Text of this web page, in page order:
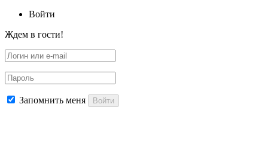
Войти
Ждем в гости!
Запомнить меня Войти